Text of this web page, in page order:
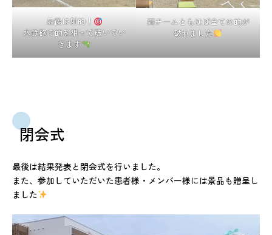
最後は射的！
水鉄砲で的を狙って破いてい
きます
両チームともほぼ全ての的が
破れました
閉会式
最後は結果発表と閉会式を行いました。
また、参加していただいた患者様・メンバー様には景品も贈呈し
ました